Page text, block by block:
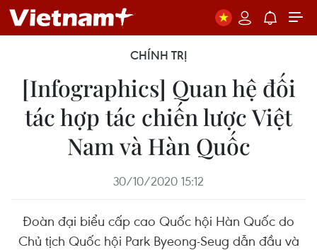
CHÍNH TRỊ
[Infographics] Quan hệ đối
tác hợp tác chiến lược Việt
Nam và Hàn Quốc
30/10/2020 15:12
Đoàn đại biểu cấp cao Quốc hội Hàn Quốc do
Chủ tịch Quốc hội Park Byeong-Seug dẫn đầu và